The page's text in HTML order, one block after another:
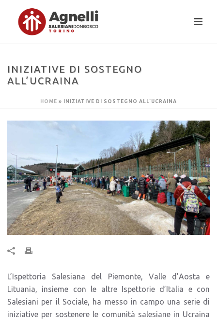
INIZIATIVE DI SOSTEGNO
ALL’UCRAINA
HOME » INIZIATIVE DI SOSTEGNO ALL’UCRAINA
L’Ispettoria Salesiana del Piemonte, Valle d’Aosta e
Lituania, insieme con le altre Ispettorie d’Italia e con
Salesiani per il Sociale, ha messo in campo una serie di
iniziative per sostenere le comunità salesiane in Ucraina